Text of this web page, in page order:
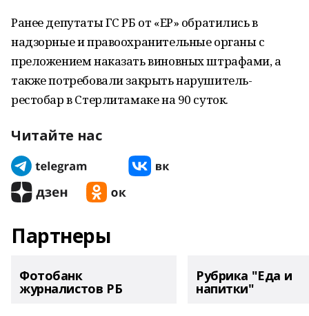
Ранее депутаты ГС РБ от «ЕР» обратились в
надзорные и правоохранительные органы с
преложением наказать виновных штрафами, а
также потребовали закрыть нарушитель-
рестобар в Стерлитамаке на 90 суток.
Читайте нас
Партнеры
Фотобанк
журналистов РБ
Рубрика "Еда и
напитки"